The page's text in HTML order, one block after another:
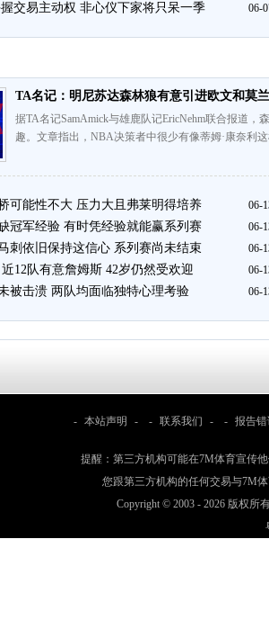
交易主动权 非心仪下家将只呆一季 06-
TA名记：明尼苏达森林狼有意引进欧文和莫
据TA名记SamAmick与雄鹿队记EricNehm联合报道
趣。文章指出，NBA决策者中很少有像蒂姆·康奈
可能性不大 压力大且弗莱明得培养 06-
冠军经验 有时凭经验就能赢系列赛 06-
刺依旧保持这信心 系列赛尚未结束 06-
12队有意詹姆斯 42岁仍然受欢迎 06-
被击溃 两队均面临独特心理考验 06-
- 本站声明 - - 联系我们 - - 报告
提醒：第三方机构可能在7M体育宣传
您跟第三方机构的任何交易与7M
Copyright © 2003 - 2026 版权所